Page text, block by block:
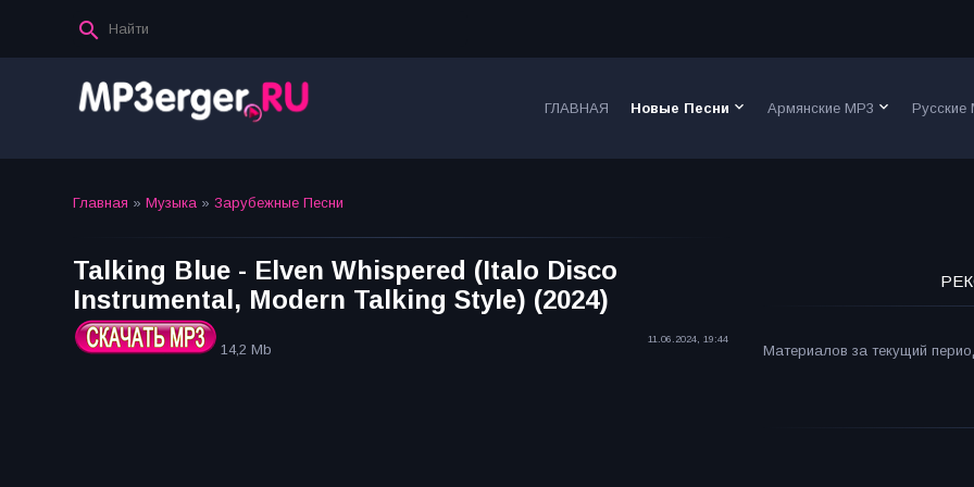
ГЛАВНАЯ Новые Песни keyboard_arrow_down Армянские MP3 keyboard_arrow_down Русские
Главная » Музыка » Зарубежные Песни
Talking Blue - Elven Whispered (Italo Disco
Instrumental, Modern Talking Style) (2024)
14,2 Mb
11.06.2024, 19:44
Материалов за текущий